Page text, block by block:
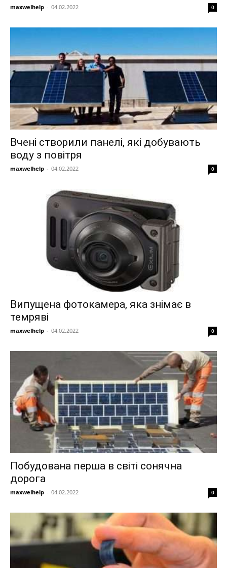
maxwelhelp - 04.02.2022 0
Вчені створили панелі, які добувають
воду з повітря
maxwelhelp - 04.02.2022 0
Випущена фотокамера, яка знімає в
темряві
maxwelhelp - 04.02.2022 0
Побудована перша в світі сонячна
дорога
maxwelhelp - 04.02.2022 0